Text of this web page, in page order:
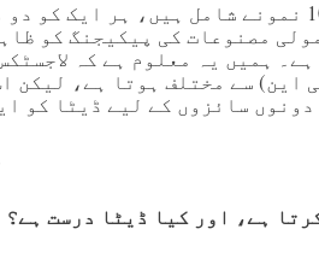
یہ جی ایس 1 کیو آر کوڈ ٹیسٹنگ میں 10 نمونے شامل
ہمیں یہ معلوم ہے کہ
این) سے مختلف ہوتا ہے، لیکن
دونوں سائزوں کے لیے ڈیٹا کو
ہے، اور کیا ڈیٹا درست ہے؟